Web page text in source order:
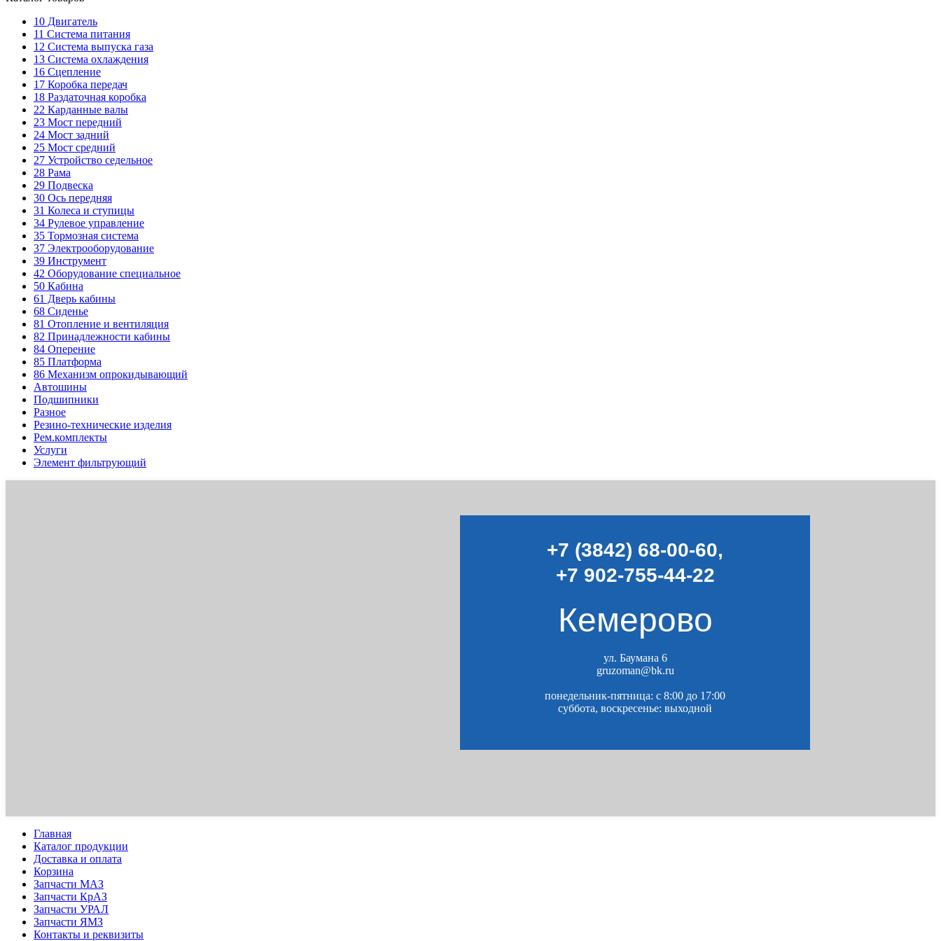
10 Двигатель
11 Система питания
12 Система выпуска газа
13 Система охлаждения
16 Сцепление
17 Коробка передач
18 Раздаточная коробка
22 Карданные валы
23 Мост передний
24 Мост задний
25 Мост средний
27 Устройство седельное
28 Рама
29 Подвеска
30 Ось передняя
31 Колеса и ступицы
34 Рулевое управление
35 Тормозная система
37 Электрооборудование
39 Инструмент
42 Оборудование специальное
50 Кабина
61 Дверь кабины
68 Сиденье
81 Отопление и вентиляция
82 Принадлежности кабины
84 Оперение
85 Платформа
86 Механизм опрокидывающий
Автошины
Подшипники
Разное
Резино-технические изделия
Рем.комплекты
Услуги
Элемент фильтрующий
+7 (3842) 68-00-60,
+7 902-755-44-22
Кемерово
ул. Баумана 6
gruzoman@bk.ru
понедельник-пятница: c 8:00 до 17:00
суббота, воскресенье: выходной
Главная
Каталог продукции
Доставка и оплата
Корзина
Запчасти МАЗ
Запчасти КрАЗ
Запчасти УРАЛ
Запчасти ЯМЗ
Контакты и реквизиты